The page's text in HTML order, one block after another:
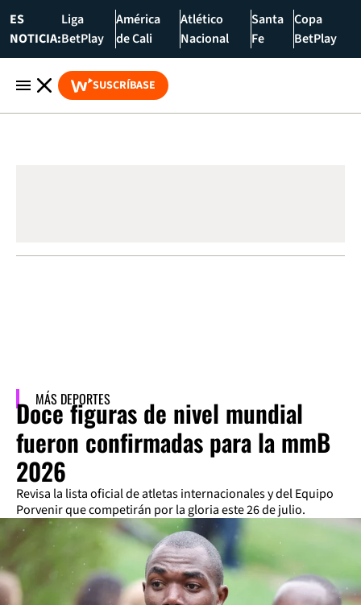
ES
NOTICIA:
Liga
BetPlay
América
de Cali
Atlético
Nacional
Santa
Fe
Copa
BetPlay
SUSCRÍBASE
MÁS DEPORTES
Doce figuras de nivel mundial
fueron confirmadas para la mmB
2026
Revisa la lista oficial de atletas internacionales y del Equipo
Porvenir que competirán por la gloria este 26 de julio.